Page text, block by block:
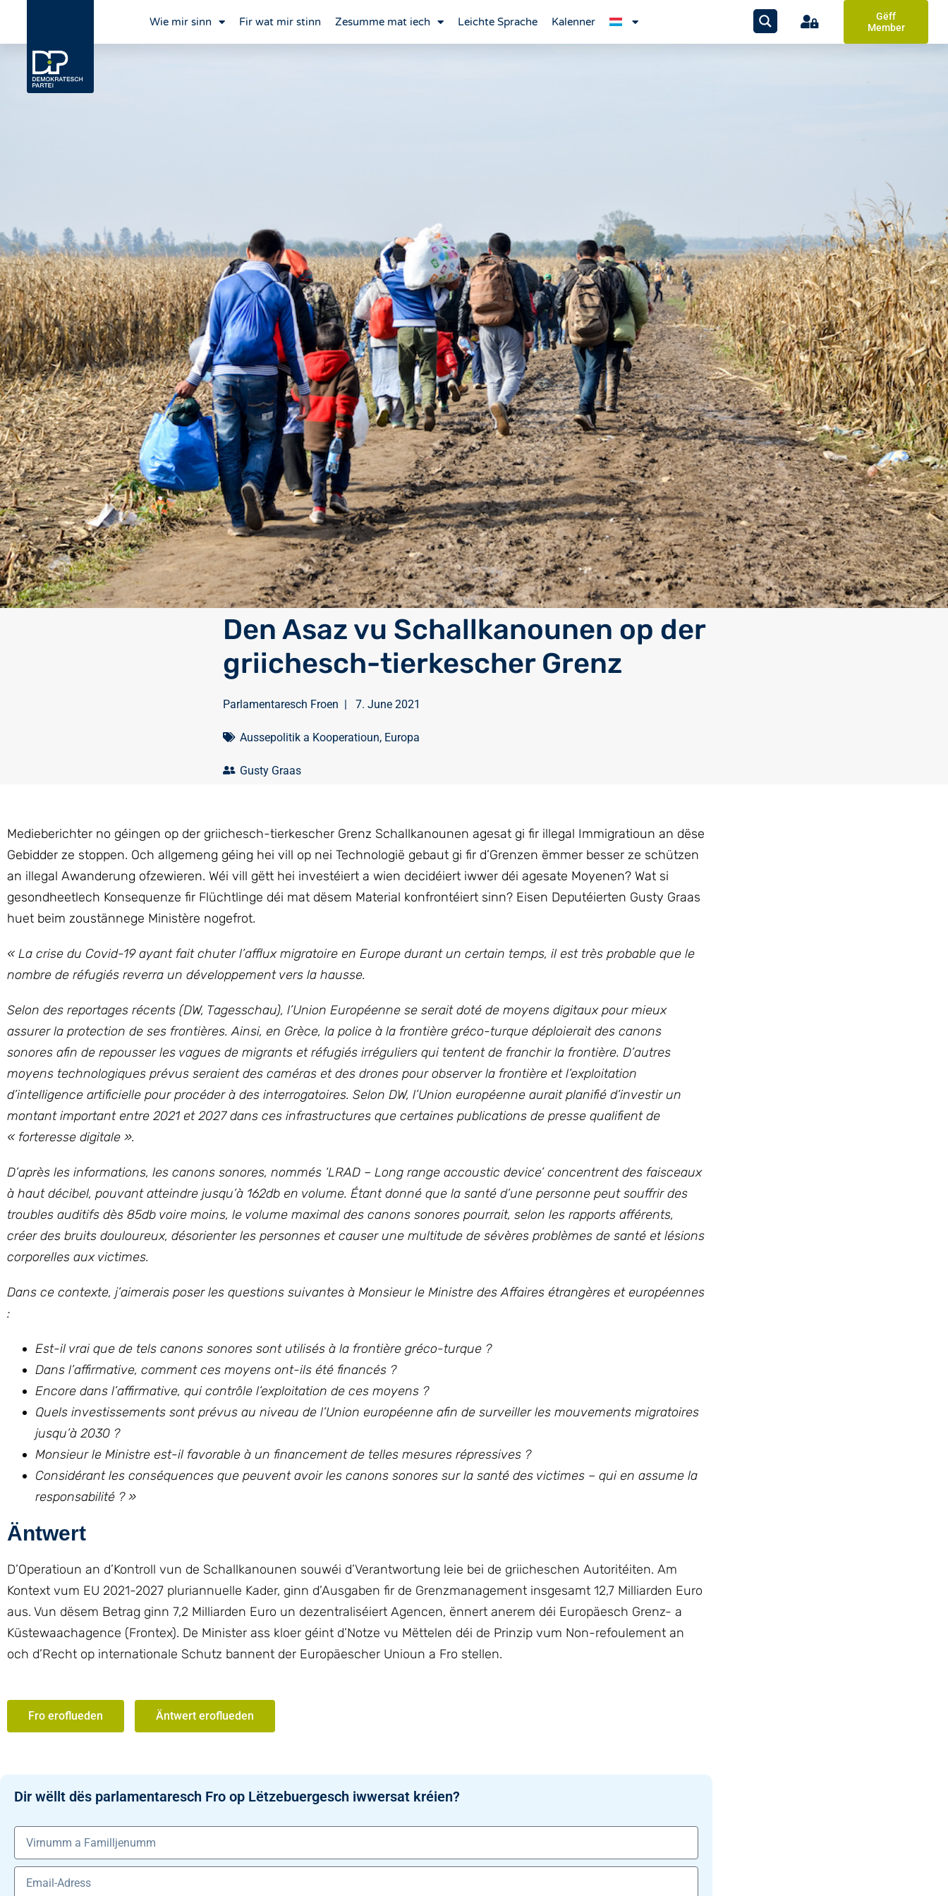
Wie mir sinn Fir wat mir stinn Zesumme mat iech Leichte Sprache Kalenner
Gëff
Member
Den Asaz vu Schallkanounen op der
griichesch-tierkescher Grenz
Parlamentaresch Froen | 7. June 2021
Aussepolitik a Kooperatioun, Europa
Gusty Graas
Medieberichter no géingen op der griichesch-tierkescher Grenz Schallkanounen agesat gi fir illegal Immigratioun an dëse
Gebidder ze stoppen. Och allgemeng géing hei vill op nei Technologië gebaut gi fir d’Grenzen ëmmer besser ze schützen
an illegal Awanderung ofzewieren. Wéi vill gëtt hei investéiert a wien decidéiert iwwer déi agesate Moyenen? Wat si
gesondheetlech Konsequenze fir Flüchtlinge déi mat dësem Material konfrontéiert sinn? Eisen Deputéierten Gusty Graas
huet beim zoustännege Ministère nogefrot.
« La crise du Covid-19 ayant fait chuter l’afflux migratoire en Europe durant un certain temps, il est très probable que le
nombre de réfugiés reverra un développement vers la hausse.
Selon des reportages récents (DW, Tagesschau), l’Union Européenne se serait doté de moyens digitaux pour mieux
assurer la protection de ses frontières. Ainsi, en Grèce, la police à la frontière gréco-turque déploierait des canons
sonores afin de repousser les vagues de migrants et réfugiés irréguliers qui tentent de franchir la frontière. D’autres
moyens technologiques prévus seraient des caméras et des drones pour observer la frontière et l’exploitation
d’intelligence artificielle pour procéder à des interrogatoires. Selon DW, l’Union européenne aurait planifié d’investir un
montant important entre 2021 et 2027 dans ces infrastructures que certaines publications de presse qualifient de
« forteresse digitale ».
D’après les informations, les canons sonores, nommés ‘LRAD – Long range accoustic device’ concentrent des faisceaux
à haut décibel, pouvant atteindre jusqu’à 162db en volume. Étant donné que la santé d’une personne peut souffrir des
troubles auditifs dès 85db voire moins, le volume maximal des canons sonores pourrait, selon les rapports afférents,
créer des bruits douloureux, désorienter les personnes et causer une multitude de sévères problèmes de santé et lésions
corporelles aux victimes.
Dans ce contexte, j’aimerais poser les questions suivantes à Monsieur le Ministre des Affaires étrangères et européennes
:
Est-il vrai que de tels canons sonores sont utilisés à la frontière gréco-turque ?
Dans l’affirmative, comment ces moyens ont-ils été financés ?
Encore dans l’affirmative, qui contrôle l’exploitation de ces moyens ?
Quels investissements sont prévus au niveau de l’Union européenne afin de surveiller les mouvements migratoires
jusqu’à 2030 ?
Monsieur le Ministre est-il favorable à un financement de telles mesures répressives ?
Considérant les conséquences que peuvent avoir les canons sonores sur la santé des victimes – qui en assume la
responsabilité ?»
Äntwert
D’Operatioun an d’Kontroll vun de Schallkanounen souwéi d’Verantwortung leie bei de griicheschen Autoritéiten. Am
Kontext vum EU 2021-2027 pluriannuelle Kader, ginn d’Ausgaben fir de Grenzmanagement insgesamt 12,7 Milliarden Euro
aus. Vun dësem Betrag ginn 7,2 Milliarden Euro un dezentraliséiert Agencen, ënnert anerem déi Europäesch Grenz- a
Küstewaachagence (Frontex). De Minister ass kloer géint d’Notze vu Mëttelen déi de Prinzip vum Non-refoulement an
och d’Recht op internationale Schutz bannent der Europäescher Unioun a Fro stellen.
Fro eroflueden Äntwert eroflueden
Dir wëllt dës parlamentaresch Fro op Lëtzebuergesch iwwersat kréien?